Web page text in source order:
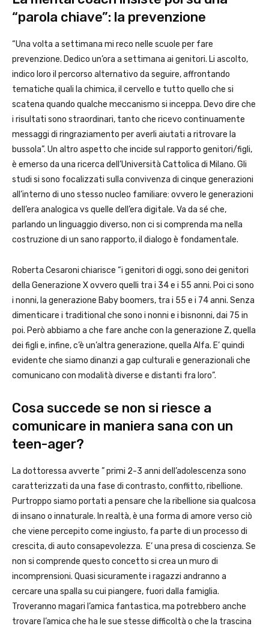
“parola chiave”: la prevenzione
“Una volta a settimana mi reco nelle scuole per fare
prevenzione. Dedico un’ora a settimana ai genitori. Li ascolto,
indico loro il percorso alternativo da seguire, affrontando
tematiche quali la chimica, il cervello e tutto quello che si
scatena quando qualche meccanismo si inceppa. Devo dire che
i risultati sono straordinari, tanto che ricevo continuamente
messaggi di ringraziamento per averli aiutati a ritrovare la
bussola”. Un altro aspetto che incide sul rapporto genitori/figli,
è emerso da una ricerca dell’Università Cattolica di Milano. Gli
studi si sono focalizzati sulla convivenza di cinque generazioni
all’interno di uno stesso nucleo familiare: ovvero le generazioni
dell’era analogica vs quelle dell’era digitale. Va da sé che,
parlando un linguaggio diverso, non ci si comprenda ma nella
costruzione di un sano rapporto, il dialogo è fondamentale.
Roberta Cesaroni chiarisce “i genitori di oggi, sono dei genitori
della Generazione X ovvero quelli tra i 34 e i 55 anni. Poi ci sono
i nonni, la generazione Baby boomers, tra i 55 e i 74 anni. Senza
dimenticare i traditional che sono i nonni e i bisnonni, dai 75 in
poi. Però abbiamo a che fare anche con la generazione Z, quella
dei figli e, infine, c’è un’altra generazione, quella Alfa. E’ quindi
evidente che siamo dinanzi a gap culturali e generazionali che
comunicano con modalità diverse e distanti fra loro”.
Cosa succede se non si riesce a
comunicare in maniera sana con un
teen-ager?
La dottoressa avverte ” primi 2-3 anni dell’adolescenza sono
caratterizzati da una fase di contrasto, conflitto, ribellione.
Purtroppo siamo portati a pensare che la ribellione sia qualcosa
di insano o innaturale. In realtà, è una forma di amore verso ciò
che viene percepito come ingiusto, fa parte di un processo di
crescita, di auto consapevolezza. E’ una presa di coscienza. Se
non si comprende questo concetto si crea un muro di
incomprensioni. Quasi sicuramente i ragazzi andranno a
cercare una spalla su cui piangere, fuori dalla famiglia.
Troveranno magari l’amica fantastica, ma potrebbero anche
trovare l’amica che ha le sue stesse difficoltà o che la trascina